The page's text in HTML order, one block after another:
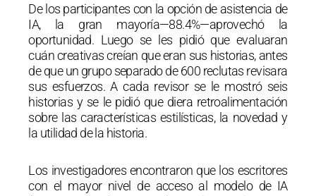
De los participantes con la opción de asistencia de
IA, la gran mayoría—88.4%—aprovechó la
oportunidad. Luego se les pidió que evaluaran
cuán creativas creían que eran sus historias, antes
de que un grupo separado de 600 reclutas revisara
sus esfuerzos. A cada revisor se le mostró seis
historias y se le pidió que diera retroalimentación
sobre las características estilísticas, la novedad y
la utilidad de la historia.
Los investigadores encontraron que los escritores
con el mayor nivel de acceso al modelo de IA